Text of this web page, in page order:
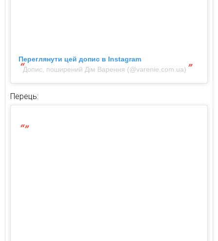
Переглянути цей допис в Instagram
Допис, поширений Дім Варення (@varenie.com.ua)
Перець: